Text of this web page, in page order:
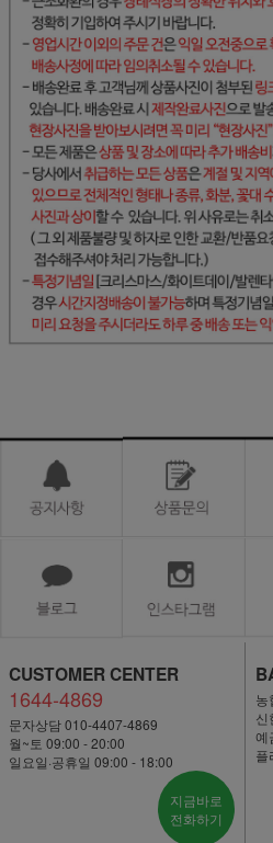
CUSTOMER CENTER
1644-4869
문자상담 010-4407-4869
월~토 09:00 - 20:00
일요일·공휴일 09:00 - 18:00
지금바로
전화하기
농
신
예
플